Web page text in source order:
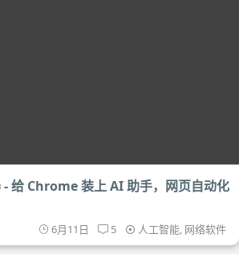
给 Chrome 装上 AI 助手，网页自动化
6月11日 5 人工智能, 网络软件